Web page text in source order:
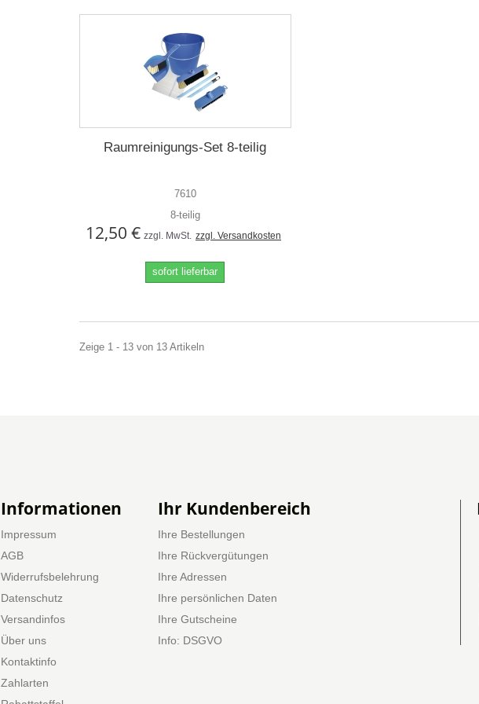
Raumreinigungs-Set 8-teilig
7610
8-teilig
12,50 € zzgl. MwSt. zzgl. Versandkosten
sofort lieferbar
Zeige 1 - 13 von 13 Artikeln
Informationen
Impressum
AGB
Widerrufsbelehrung
Datenschutz
Versandinfos
Über uns
Kontaktinfo
Zahlarten
Ihr Kundenbereich
Ihre Bestellungen
Ihre Rückvergütungen
Ihre Adressen
Ihre persönlichen Daten
Ihre Gutscheine
Info: DSGVO